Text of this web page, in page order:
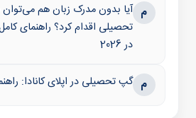
م آیا بدون مدرک زبان هم
تحصیلی اقدام کرد؟ راهنمای
در 2026
م گپ تحصیلی در اپلای کانادا: